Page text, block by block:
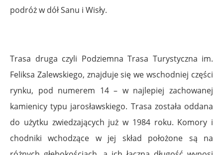
podróż w dół Sanu i Wisły.
Trasa druga czyli Podziemna Trasa Turystyczna im.
Feliksa Zalewskiego, znajduje się we wschodniej części
rynku, pod numerem 14 – w najlepiej zachowanej
kamienicy typu jarosławskiego. Trasa została oddana
do użytku zwiedzających już w 1984 roku. Komory i
chodniki wchodzące w jej skład położone są na